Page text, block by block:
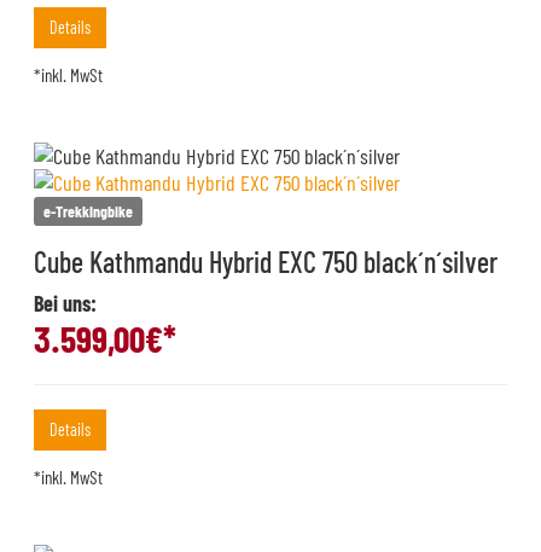
Details
*inkl. MwSt
e-Trekkingbike
Cube Kathmandu Hybrid EXC 750 black´n´silver
Bei uns:
3.599,00€*
Details
*inkl. MwSt